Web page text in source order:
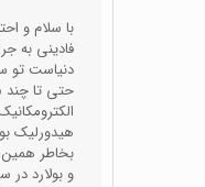
با سلام و
فادینی به
دنیاست تو
حتی تا چند
هیدورلیک
بخاطر همین
و بولارد در